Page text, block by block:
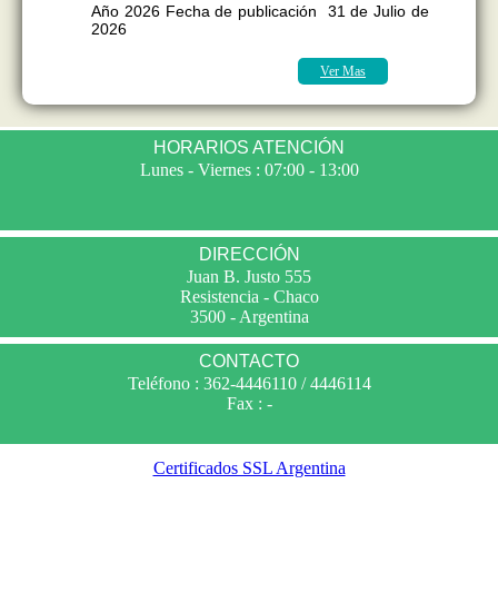
Año 2026 Fecha de publicación 31 de Julio de
2026
Ver Mas
HORARIOS ATENCIÓN
Lunes - Viernes : 07:00 - 13:00
DIRECCIÓN
Juan B. Justo 555
Resistencia - Chaco
3500 - Argentina
CONTACTO
Teléfono : 362-4446110 / 4446114
Fax : -
Certificados SSL Argentina